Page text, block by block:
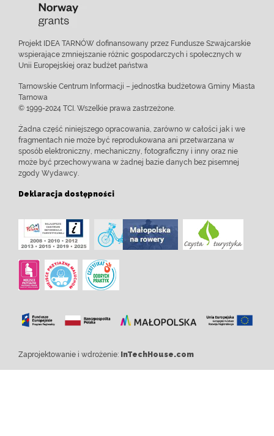
Projekt IDEA TARNÓW dofinansowany przez Fundusze Szwajcarskie
wspierające zmniejszanie różnic gospodarczych i społecznych w
Unii Europejskiej oraz budżet państwa
Tarnowskie Centrum Informacji – jednostka budżetowa Gminy Miasta
Tarnowa
© 1999-2024 TCI. Wszelkie prawa zastrzeżone.
Żadna część niniejszego opracowania, zarówno w całości jak i we
fragmentach nie może być reprodukowana ani przetwarzana w
sposób elektroniczny, mechaniczny, fotograficzny i inny oraz nie
może być przechowywana w żadnej bazie danych bez pisemnej
zgody Wydawcy.
Deklaracja dostępności
Zaprojektowanie i wdrożenie: InTechHouse.com